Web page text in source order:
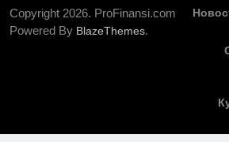
Copyright 2026. ProFinansi.com
Powered By BlazeThemes.